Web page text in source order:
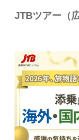
JTBツアー（広